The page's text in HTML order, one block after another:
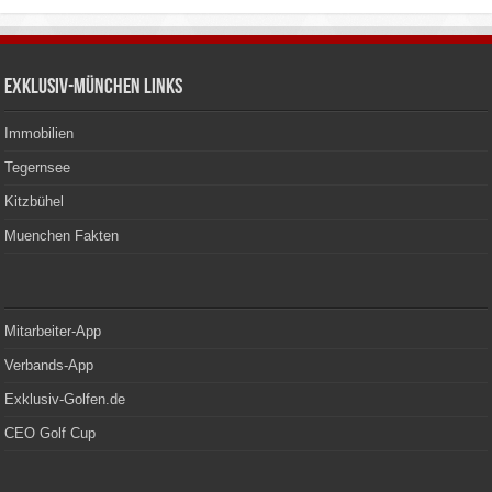
Exklusiv-München Links
Immobilien
Tegernsee
Kitzbühel
Muenchen Fakten
Mitarbeiter-App
Verbands-App
Exklusiv-Golfen.de
CEO Golf Cup